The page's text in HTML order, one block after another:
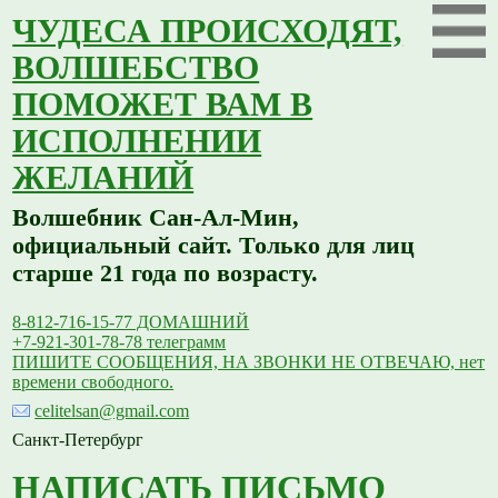
ЧУДЕСА ПРОИСХОДЯТ,
ВОЛШЕБСТВО
ПОМОЖЕТ ВАМ В
ИСПОЛНЕНИИ
ЖЕЛАНИЙ
Волшебник Сан-Ал-Мин,
официальный сайт. Только для лиц
старше 21 года по возрасту.
8-812-716-15-77 ДОМАШНИЙ
+7-921-301-78-78 телеграмм
ПИШИТЕ СООБЩЕНИЯ, НА ЗВОНКИ НЕ ОТВЕЧАЮ, нет
времени свободного.
celitelsan@gmail.com
Санкт-Петербург
НАПИСАТЬ ПИСЬМО